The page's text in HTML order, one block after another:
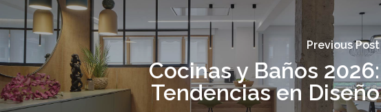
Previous Post
Cocinas y Baños 2026:
Tendencias en Diseño